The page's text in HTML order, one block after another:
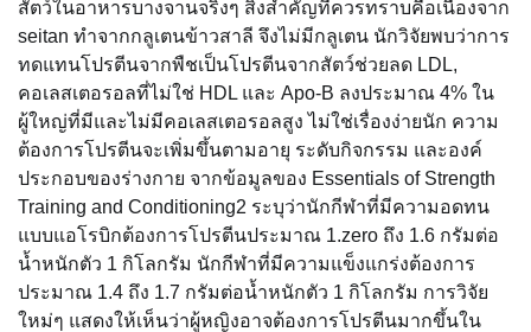
สัตว์ในอาหารบางจานจริงๆ สิ่งสำคัญที่ควรทราบคือเนื่องจาก
seitan ทำจากกลูเตนข้าวสาลี จึงไม่มีกลูเตน นักวิจัยพบว่าการ
ทดแทนโปรตีนจากพืชเป็นโปรตีนจากสัตว์ช่วยลด LDL,
คอเลสเตอรอลที่ไม่ใช่ HDL และ Apo-B ลงประมาณ 4% ใน
ผู้ใหญ่ที่มีและไม่มีคอเลสเตอรอลสูง ไม่ใช่เรื่องง่ายนัก ความ
ต้องการโปรตีนจะเพิ่มขึ้นตามอายุ ระดับกิจกรรม และองค์
ประกอบของร่างกาย จากข้อมูลของ Essentials of Strength
Training and Conditioning2 ระบุว่านักกีฬาที่มีความอดทน
แบบแอโรบิกต้องการโปรตีนประมาณ 1.zero ถึง 1.6 กรัมต่อ
น้ำหนักตัว 1 กิโลกรัม นักกีฬาที่มีความแข็งแกร่งต้องการ
ประมาณ 1.4 ถึง 1.7 กรัมต่อน้ำหนักตัว 1 กิโลกรัม การวิจัย
ใหม่ๆ แสดงให้เห็นว่าผู้หญิงอาจต้องการโปรตีนมากขึ้นใน